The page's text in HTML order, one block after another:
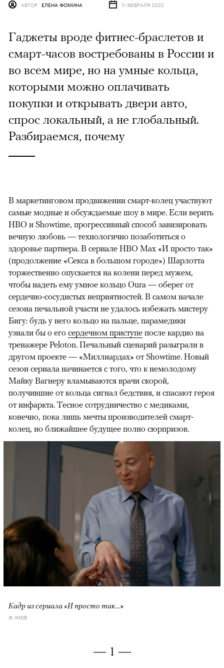
АВТОР ЕЛЕНА ФОМИНА 11 ФЕВРАЛЯ 2022
Гаджеты вроде фитнес-браслетов и
смарт-часов востребованы в России и
во всем мире, но на умные кольца,
которыми можно оплачивать
покупки и открывать двери авто,
спрос локальный, а не глобальный.
Разбираемся, почему
В маркетинговом продвижении смарт-колец участвуют
самые модные и обсуждаемые шоу в мире. Если верить
HBO и Showtime, прогрессивный способ завизировать
вечную любовь — технологично позаботиться о
здоровье партнера. В сериале HBO Max «И просто так»
(продолжение «Секса в большом городе») Шарлотта
торжественно опускается на колени перед мужем,
чтобы надеть ему умное кольцо Oura — оберег от
сердечно-сосудистых неприятностей. В самом начале
сезона печальной участи не удалось избежать мистеру
Бигу: будь у него кольцо на пальце, парамедики
узнали бы о его сердечном приступе после кардио на
тренажере Peloton. Печальный сценарий разыграли в
другом проекте — «Миллиардах» от Showtime. Новый
сезон сериала начинается с того, что к немолодому
Майку Вагнеру вламываются врачи скорой,
получившие от кольца сигнал бедствия, и спасают героя
от инфаркта. Тесное сотрудничество с медиками,
конечно, пока лишь мечты производителей смарт-
колец, но ближайшее будущее полно сюрпризов.
Кадр из сериала «И просто так...»
© IMDB
— 1 —